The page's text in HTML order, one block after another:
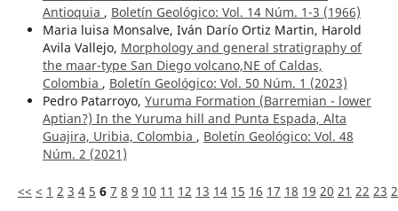
Antioquia , Boletín Geológico: Vol. 14 Núm. 1-3 (1966)
Maria luisa Monsalve, Iván Darío Ortiz Martin, Harold
Avila Vallejo, Morphology and general stratigraphy of
the maar-type San Diego volcano,NE of Caldas,
Colombia , Boletín Geológico: Vol. 50 Núm. 1 (2023)
Pedro Patarroyo, Yuruma Formation (Barremian - lower
Aptian?) In the Yuruma hill and Punta Espada, Alta
Guajira, Uribia, Colombia , Boletín Geológico: Vol. 48
Núm. 2 (2021)
<< < 1 2 3 4 5 6 7 8 9 10 11 12 13 14 15 16 17 18 19 20 21 22 23